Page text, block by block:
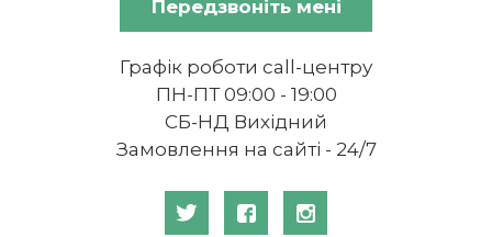
Передзвоніть мені
Графік роботи call-центру
ПН-ПТ 09:00 - 19:00
СБ-НД Вихідний
Замовлення на сайті - 24/7